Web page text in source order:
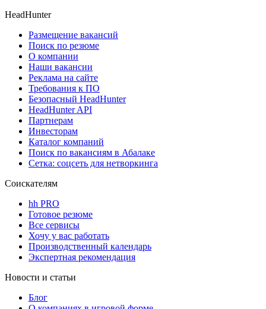
HeadHunter
Размещение вакансий
Поиск по резюме
О компании
Наши вакансии
Реклама на сайте
Требования к ПО
Безопасный HeadHunter
HeadHunter API
Партнерам
Инвесторам
Каталог компаний
Поиск по вакансиям в Абалаке
Сетка: соцсеть для нетворкинга
Соискателям
hh PRO
Готовое резюме
Все сервисы
Хочу у вас работать
Производственный календарь
Экспертная рекомендация
Новости и статьи
Блог